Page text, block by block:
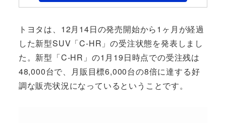
トヨタは、12月14日の発売開始から1ヶ月が経過
した新型SUV「C-HR」の受注状態を発表しまし
た。新型「C-HR」の1月19日時点での受注残は
48,000台で、月販目標6,000台の8倍に達する好
調な販売状況になっているということです。